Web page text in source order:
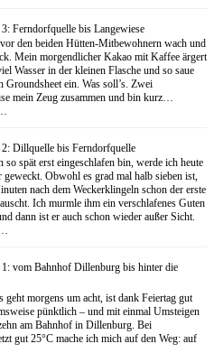
3: Ferndorfquelle bis Langewiese
den beiden Hütten-Mitbewohnern wach und
Mein morgendlicher Kakao mit Kaffee ärgert
Wasser in der kleinen Flasche und so saue
Groundsheet ein. Was soll’s. Zwei
mein Zeug zusammen und bin kurz…
2: Dillquelle bis Ferndorfquelle
so spät erst eingeschlafen bin, werde ich heute
geweckt. Obwohl es grad mal halb sieben ist,
nach dem Weckerklingeln schon der erste
Ich murmle ihm ein verschlafenes Guten
dann ist er auch schon wieder außer Sicht.
1: vom Bahnhof Dillenburg bis hinter die
geht morgens um acht, ist dank Feiertag gut
pünktlich – und mit einmal Umsteigen
am Bahnhof in Dillenburg. Bei
gut 25°C mache ich mich auf den Weg: auf